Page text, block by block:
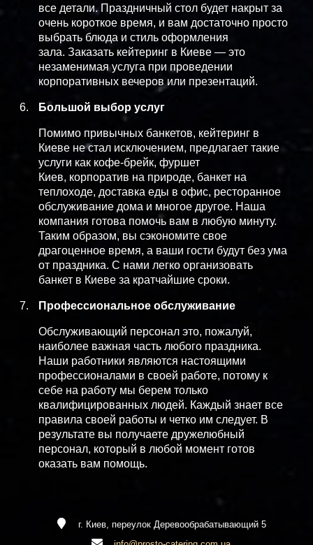
все детали. Праздничный стол будет накрыт за
очень короткое время, и вам достаточно просто
выбрать блюда и стиль оформления
зала. Заказать кейтеринг в Киеве — это
незаменимая услуга при проведении
корпоративных вечеров или презентаций.
Большой выбор услуг
Помимо привычных банкетов, кейтеринг в
Киеве не стал исключением, предлагает такие
услуги как кофе-брейк, фуршет
Киев, корпоратив на природе, банкет на
теплоходе, доставка еды в офис, ресторанное
обслуживание дома и многое другое. Наша
компания готова помочь вам в любую минуту.
Таким образом, вы сэкономите свое
драгоценное время, а ваши гости будут без ума
от праздника. С нами легко организовать
банкет в Киеве за кратчайшие сроки.
Профессиональное обслуживание
Обслуживающий персонал это, пожалуй,
наиболее важная часть любого праздника.
Наши работники являются настоящими
профессионалами в своей работе, потому к
себе на работу мы берем только
квалифицированных людей. Каждый знает все
правила своей работы и четко им следует. В
результате вы получаете дружелюбный
персонал, который в любой момент готов
оказать вам помощь.
г. Киев, переулок Деревообрабатывающий 5